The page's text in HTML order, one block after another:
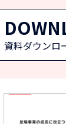
資料ダウンロ